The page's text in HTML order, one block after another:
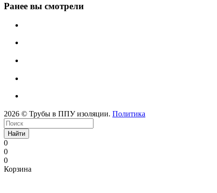
Ранее вы смотрели
2026 © Трубы в ППУ изоляции. Политика
Найти
0
0
0
Корзина